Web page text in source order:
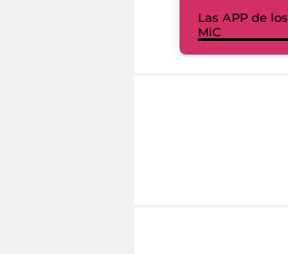
Las APP de los
MiC